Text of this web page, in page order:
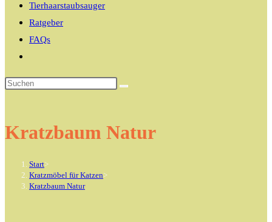
Tierhaarstaubsauger
Ratgeber
FAQs
umschalten
Kratzbaum Natur
Start>
Kratzmöbel für Katzen>
Kratzbaum Natur